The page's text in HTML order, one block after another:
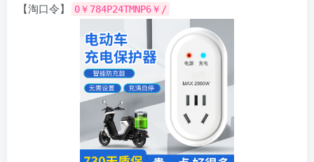
【淘口令】
0￥784P24TMNP6￥/